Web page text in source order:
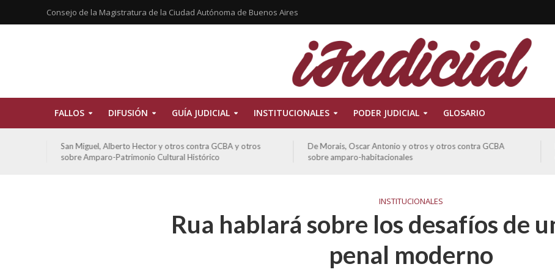
Consejo de la Magistratura de la Ciudad Autónoma de Buenos Aires
FALLOS DIFUSIÓN GUÍA JUDICIAL INSTITUCIONALES PODER JUDICIAL GLOSARIO
San Miguel, Alberto Hector y otros contra GCBA y otros
sobre Amparo-Patrimonio Cultural Histórico
De Morais, Oscar Antonio y otros y otros contra GCBA
sobre amparo-habitacionales
INSTITUCIONALES
Rua hablará sobre los desafíos de
penal moderno